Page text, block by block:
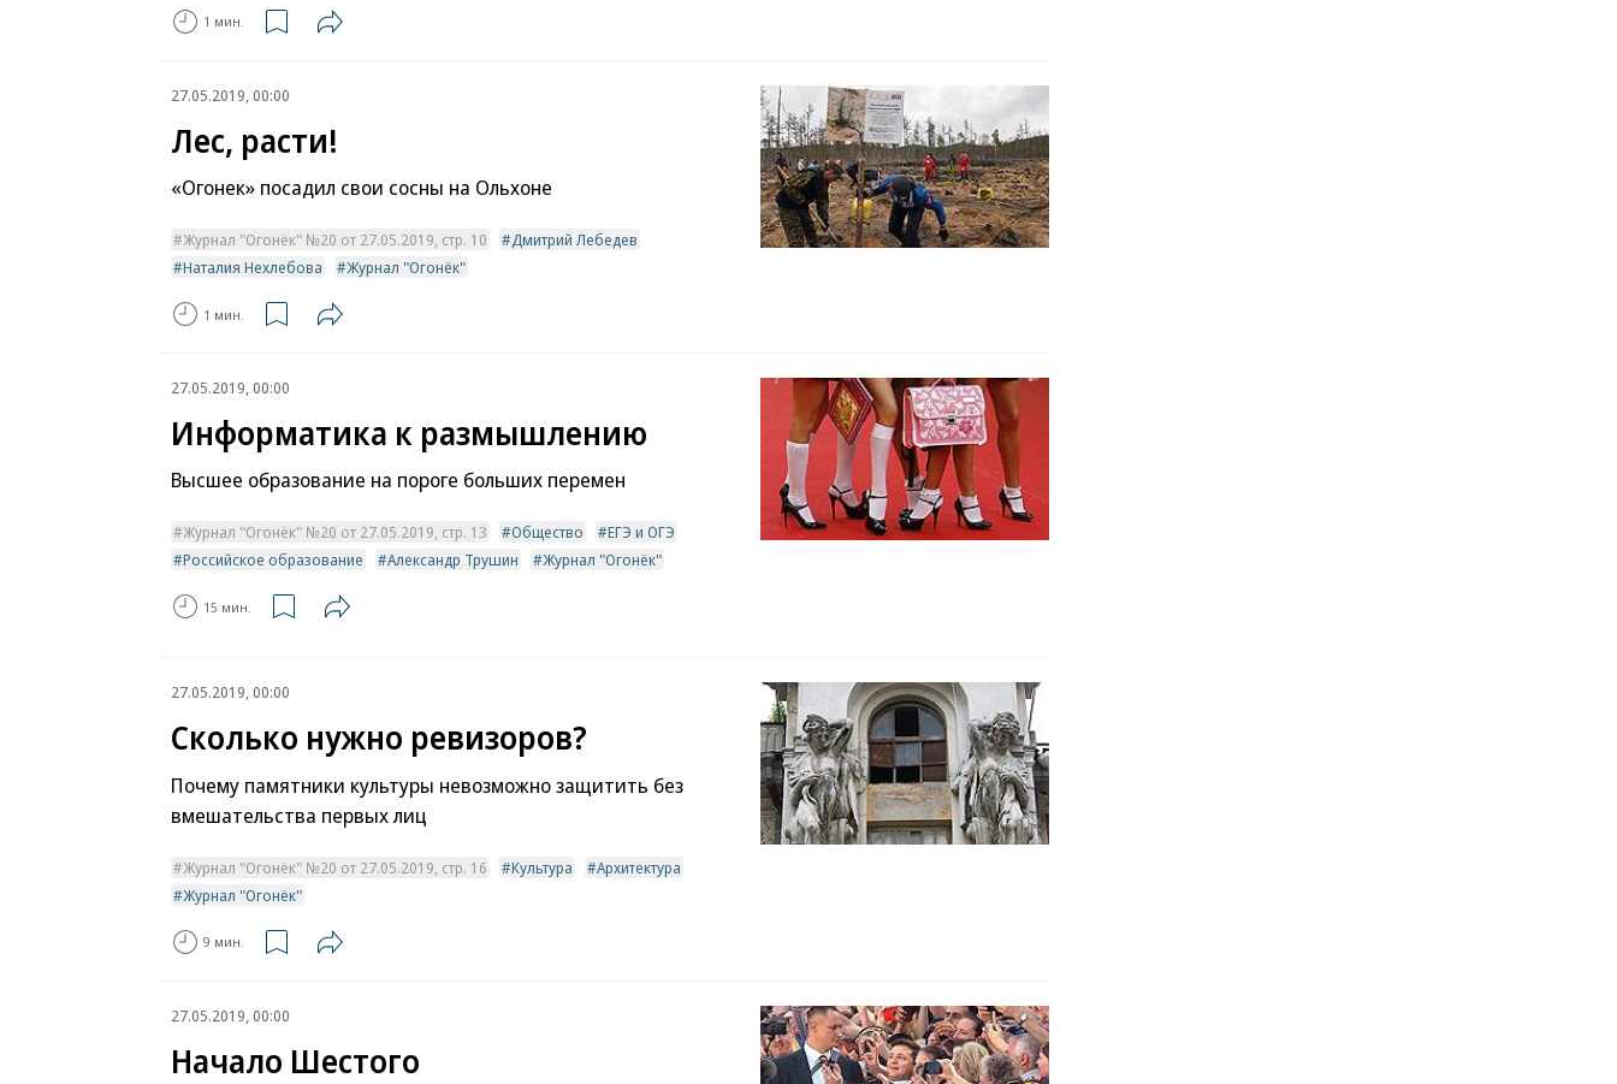
1 мин.
27.05.2019, 00:00
Лес, расти!
«Огонек» посадил свои сосны на Ольхоне
Журнал "Огонёк" №20 от 27.05.2019, стр. 10
Дмитрий Лебедев
Наталия Нехлебова
Журнал "Огонёк"
1 мин.
27.05.2019, 00:00
Информатика к размышлению
Высшее образование на пороге больших перемен
Журнал "Огонёк" №20 от 27.05.2019, стр. 13 Общество
ЕГЭ и ОГЭ
Российское образование
Александр Трушин Журнал "Огонёк"
15 мин.
27.05.2019, 00:00
Сколько нужно ревизоров?
Почему памятники культуры невозможно защитить без
вмешательства первых лиц
Журнал "Огонёк" №20 от 27.05.2019, стр. 16 Культура
Архитектура
Журнал "Огонёк"
9 мин.
27.05.2019, 00:00
Начало Шестого